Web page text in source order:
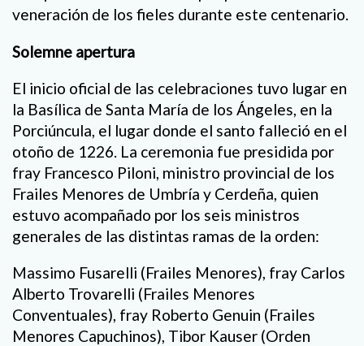
veneración de los fieles durante este centenario.
Solemne apertura
El inicio oficial de las celebraciones tuvo lugar en
la Basílica de Santa María de los Ángeles, en la
Porciúncula, el lugar donde el santo falleció en el
otoño de 1226. La ceremonia fue presidida por
fray Francesco Piloni, ministro provincial de los
Frailes Menores de Umbría y Cerdeña, quien
estuvo acompañado por los seis ministros
generales de las distintas ramas de la orden:
Massimo Fusarelli (Frailes Menores), fray Carlos
Alberto Trovarelli (Frailes Menores
Conventuales), fray Roberto Genuin (Frailes
Menores Capuchinos), Tibor Kauser (Orden